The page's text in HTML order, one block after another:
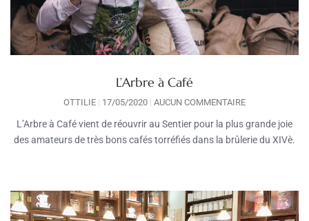
L’Arbre à Café
OTTILIE 17/05/2020 AUCUN COMMENTAIRE
L’Arbre à Café vient de réouvrir au Sentier pour la plus grande joie
des amateurs de très bons cafés torréfiés dans la brûlerie du XIVè.